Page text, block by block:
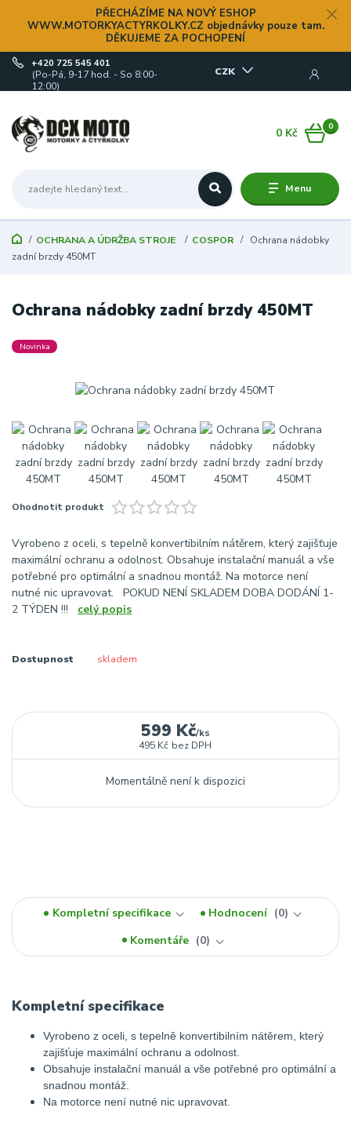
PŘECHÁZÍME NA NOVÝ ESHOP
WWW.MOTORKYACTYRKOLKY.CZ objednávky pouze tam.
DĚKUJEME ZA POCHOPENÍ
Menu
CZK
+420 725 545 401
(Po-Pá, 9-17 hod. - So 8:00-
12:00)
0
0 Kč
OCHRANA A ÚDRŽBA STROJE COSPOR
Ochrana nádobky
zadní brzdy 450MT
Ochrana nádobky zadní brzdy 450MT
Novinka
Ohodnotit produkt
Vyrobeno z oceli, s tepelně konvertibilním nátěrem, který zajišťuje
maximální ochranu a odolnost. Obsahuje instalační manuál a vše
potřebné pro optimální a snadnou montáž. Na motorce není
nutné nic upravovat. POKUD NENÍ SKLADEM DOBA DODÁNÍ 1-
2 TÝDEN !!! celý popis
Dostupnost skladem
599 Kč/ks
495 Kč bez DPH
Momentálně není k dispozici
Kompletní specifikace Hodnocení
0
Komentáře
0
Kompletní specifikace
Vyrobeno z oceli, s tepelně konvertibilním nátěrem, který
zajišťuje maximální ochranu a odolnost.
Obsahuje instalační manuál a vše potřebné pro optimální a
snadnou montáž.
Na motorce není nutné nic upravovat.